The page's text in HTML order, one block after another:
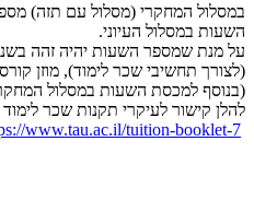
במסלול המחקרי (מסלול עם תזה)
השעות במסלול העיוני.
(בנוסף למכסת השעות במסלול המחקרי של
​להלן קישור לעיקרי תקנות שכר
www.tau.ac.il/tuition-booklet-7